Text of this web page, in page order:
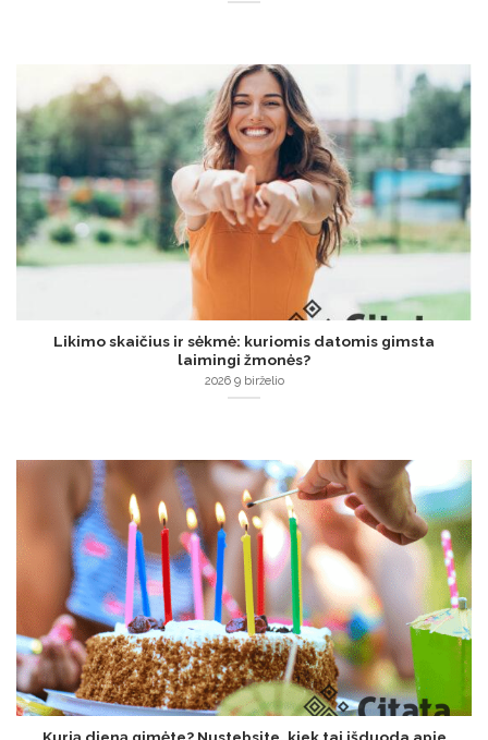
Likimo skaičius ir sėkmė: kuriomis datomis gimsta
laimingi žmonės?
2026 9 birželio